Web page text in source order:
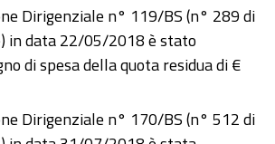
Dirigenziale n° 119/BS (n° 289 di
in data 22/05/2018 è stato
di spesa della quota residua di €
Dirigenziale n° 170/BS (n° 512 di